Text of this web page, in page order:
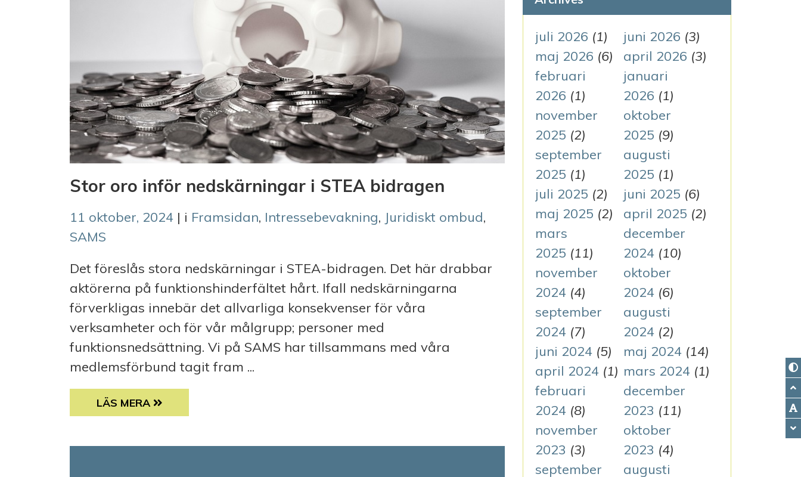
Stor oro inför nedskärningar i STEA bidragen
11 oktober, 2024 | i Framsidan, Intressebevakning, Juridiskt ombud,
SAMS
Det föreslås stora nedskärningar i STEA-bidragen. Det här drabbar
aktörerna på funktionshinderfältet hårt. Ifall nedskärningarna
förverkligas innebär det allvarliga konsekvenser för våra
verksamheter och för vår målgrupp; personer med
funktionsnedsättning. Vi på SAMS har tillsammans med våra
medlemsförbund tagit fram ...
STOR ORO INFÖR NEDSKÄRNINGAR I STEA BIDRAGEN
LÄS MERA
f
t
e
r
:
juli 2026 (1) juni 2026 (3)
maj 2026 (6) april 2026 (3)
februari
2026 (1)
januari
2026 (1)
november
2025 (2)
oktober
2025 (9)
september
2025 (1)
augusti
2025 (1)
juli 2025 (2) juni 2025 (6)
maj 2025 (2) april 2025 (2)
mars
2025 (11)
december
2024(10)
november
2024 (4)
oktober
2024(6)
september
2024 (7)
augusti
2024(2)
juni 2024 (5) maj 2024(14)
april 2024 (1) mars 2024(1)
februari
2024 (8)
december
2023 (11)
november
2023 (3)
oktober
2023 (4)
september
augusti